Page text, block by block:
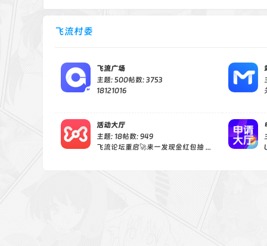
飞流村委
飞流广场
主题: 500帖数: 3753
18121016
活动大厅
主题: 18帖数: 949
飞流论坛重启🚀来一发现金红包抽 ...